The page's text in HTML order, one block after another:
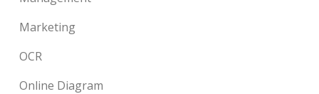
Marketing
OCR
Online Diagram